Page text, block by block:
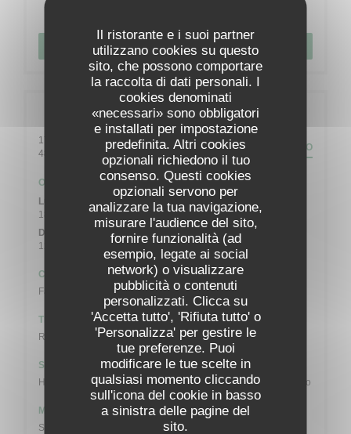
Il ristorante e i suoi partner
utilizzano cookies su questo
sito, che possono comportare
la raccolta di dati personali. I
cookies denominati
«necessari» sono obbligatori
e installati per impostazione
predefinita. Altri cookies
opzionali richiedono il tuo
consenso. Questi cookies
opzionali servono per
analizzare la tua navigazione,
misurare l'audience del sito,
fornire funzionalità (ad
esempio, legate ai social
network) o visualizzare
pubblicità o contenuti
personalizzati. Clicca su
'Accetta tutto', 'Rifiuta tutto' o
'Personalizza' per gestire le
tue preferenze. Puoi
modificare le tue scelte in
qualsiasi momento cliccando
sull'icona del cookie in basso
a sinistra delle pagine del
sito.
PRENOTA
Informazioni pratiche
17 Rue de la Fagne
4845 Jalhay
((apre una nuova finestra))
PERCORSO
Orari
Lun
18:00 - 21:00
Domenica
12:00 - 13:00
18:00 - 21:00
Cucina
Family Kitchen, Cucina Creativa, Terroir, Locale, Birreria
Tipologia
Restaurant Français – Bistrot - Terrasse
Servizi
Hotel-Restaurant, Seminari e banchetti, Sala banchetti, Terrazzo
Metodo di pagamento
Senza contatto, Contactless Payment, Eurocard / Mastercard,